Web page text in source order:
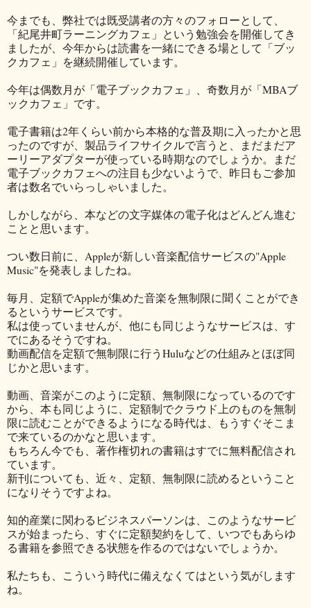
今までも、弊社では既受講者の方々のフォローとして、
「紀尾井町ラーニングカフェ」という勉強会を開催してき
ましたが、今年からは読書を一緒にできる場として「ブッ
クカフェ」を継続開催しています。
今年は偶数月が「電子ブックカフェ」、奇数月が「MBAブ
ックカフェ」です。
電子書籍は2年くらい前から本格的な普及期に入ったかと思
ったのですが、製品ライフサイクルで言うと、まだまだア
ーリーアダプターが使っている時期なのでしょうか。まだ
電子ブックカフェへの注目も少ないようで、昨日もご参加
者は数名でいらっしゃいました。
しかしながら、本などの文字媒体の電子化はどんどん進む
ことと思います。
つい数日前に、Appleが新しい音楽配信サービスの"Apple
Music"を発表しましたね。
毎月、定額でAppleが集めた音楽を無制限に聞くことができ
るというサービスです。
私は使っていませんが、他にも同じようなサービスは、す
でにあるそうですね。
動画配信を定額で無制限に行うHuluなどの仕組みとほぼ同
じかと思います。
動画、音楽がこのように定額、無制限になっているのです
から、本も同じように、定額制でクラウド上のものを無制
限に読むことができるようになる時代は、もうすぐそこま
で来ているのかなと思います。
もちろん今でも、著作権切れの書籍はすでに無料配信され
ています。
新刊についても、近々、定額、無制限に読めるということ
になりそうですよね。
知的産業に関わるビジネスパーソンは、このようなサービ
スが始まったら、すぐに定額契約をして、いつでもあらゆ
る書籍を参照できる状態を作るのではないでしょうか。
私たちも、こういう時代に備えなくてはという気がします
ね。